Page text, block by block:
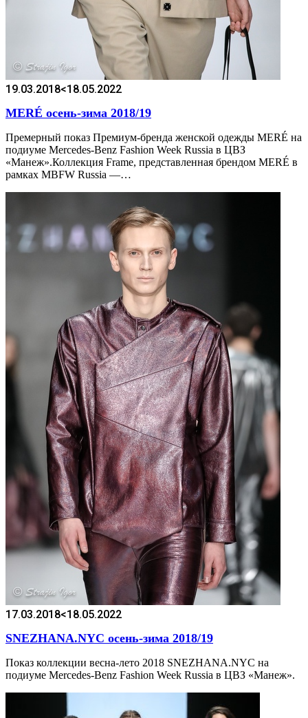
19.03.2018<18.05.2022
MERÉ осень-зима 2018/19
Премерный показ Премиум-бренда женской одежды MERÉ на
подиуме Mercedes-Benz Fashion Week Russia в ЦВЗ
«Манеж».Коллекция Frame, представленная брендом MERÉ в
рамках MBFW Russia —…
17.03.2018<18.05.2022
SNEZHANA.NYC осень-зима 2018/19
Показ коллекции весна-лето 2018 SNEZHANA.NYC на
подиуме Mercedes-Benz Fashion Week Russia в ЦВЗ «Манеж».